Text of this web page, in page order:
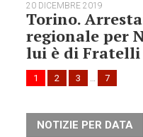
20 DICEMBRE 2019
Torino.
regionale per
lui è di
1 2 3 … 7
NOTIZIE PER DATA